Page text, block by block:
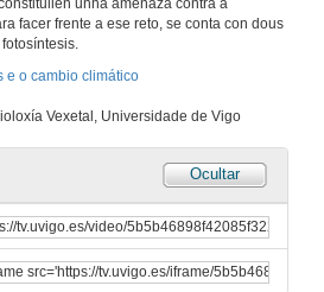
unha amenaza contra a
facer frente a ese reto, se conta con dous
e o cambio climático
Vexetal, Universidade de Vigo
Ocultar